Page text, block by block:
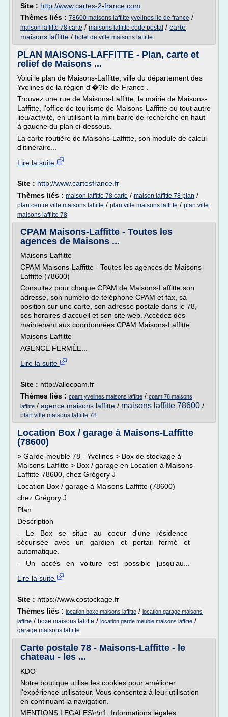
Site : http://www.cartes-2-france.com
Thèmes liés : 78600 maisons laffitte yvelines ile de france /
maison laffitte 78 carte / maisons laffitte code postal / carte
maisons laffitte / hotel de ville maisons laffitte
PLAN MAISONS-LAFFITTE - Plan, carte et
relief de Maisons ...
Voici le plan de Maisons-Laffitte, ville du département des
Yvelines de la région d'�?le-de-France .
Trouvez une rue de Maisons-Laffitte, la mairie de Maisons-
Laffitte, l'office de tourisme de Maisons-Laffitte ou tout autre
lieu/activité, en utilisant la mini barre de recherche en haut
à gauche du plan ci-dessous.
La carte routière de Maisons-Laffitte, son module de calcul
d'itinéraire...
Lire la suite
Site : http://www.cartesfrance.fr
Thèmes liés : maison laffitte 78 carte / maison laffitte 78 plan /
plan centre ville maisons laffitte / plan ville maisons laffitte / plan ville
maisons laffitte 78
CPAM Maisons-Laffitte - Toutes les
agences de Maisons ...
Maisons-Laffitte
CPAM Maisons-Laffitte - Toutes les agences de Maisons-
Laffitte (78600)
Consultez pour chaque CPAM de Maisons-Laffitte son
adresse, son numéro de téléphone CPAM et fax, sa
position sur une carte, son adresse postale dans le 78,
ses horaires d'accueil et son site web. Accédez dès
maintenant aux coordonnées CPAM Maisons-Laffitte.
Maisons-Laffitte
AGENCE FERMÉE...
Lire la suite
Site : http://allocpam.fr
Thèmes liés : cpam yvelines maisons laffitte / cpam 78 maisons
laffitte / agence maisons laffitte / maisons laffitte 78600 /
plan ville maisons laffitte 78
Location Box / garage à Maisons-Laffitte
(78600)
> Garde-meuble 78 - Yvelines > Box de stockage à
Maisons-Laffitte > Box / garage en Location à Maisons-
Laffitte-78600, chez Grégory J
Location Box / garage à Maisons-Laffitte (78600)
chez Grégory J
Plan
Description
- Le Box se situe au coeur d'une résidence
sécurisée avec un gardien et portail fermé et
automatique.
- Un accès en voiture est possible jusqu'au...
Lire la suite
Site : https://www.costockage.fr
Thèmes liés : location boxe maisons laffitte / location garage maisons
laffitte / boxe maisons laffitte / location garde meuble maisons laffitte /
garage maisons laffitte
Carte postale 78 - Maisons-Laffitte - le
chateau - les ...
KDO
Notre boutique utilise les cookies pour améliorer
l'expérience utilisateur. Vous consentez à leur utilisation
en continuant la navigation.
MENTIONS LEGALES\r\n1. Informations légales